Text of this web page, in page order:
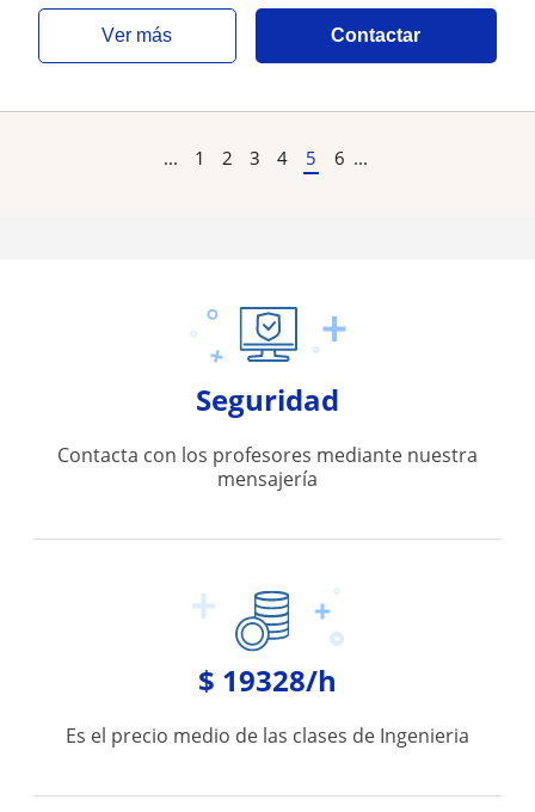
ver más Contactar
... 1 2 3 4 5 6 ...
Seguridad
Contacta con los profesores mediante nuestra
mensajería
$ 19328/h
Es el precio medio de las clases de Ingenieria